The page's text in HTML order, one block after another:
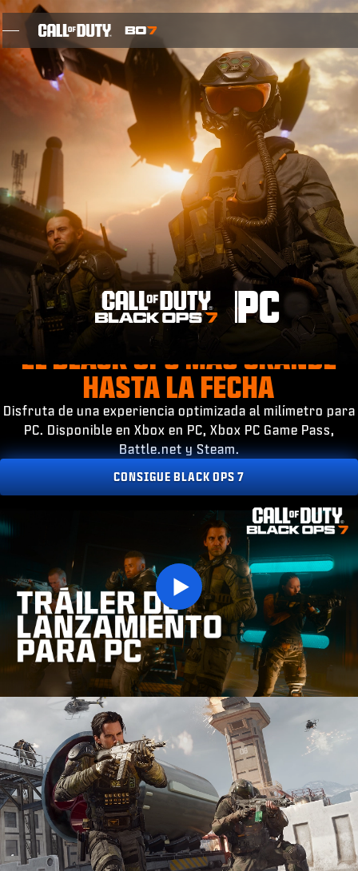
SKIP TO MAIN CONTENT
FUNCIONES
REGÍSTRATE PARA RECIBIR NOVEDADES
BLOG
JUEGOS
NOTICIAS
TIENDA
ESPORTS
INICIAR SESIÓN|REGISTRARSE
PC
EL BLACK OPS MÁS GRANDE
HASTA LA FECHA
Disfruta de una experiencia optimizada al milímetro para
PC. Disponible en Xbox en PC, Xbox PC Game Pass,
Battle.net y Steam.
CONSIGUE BLACK OPS 7
Play